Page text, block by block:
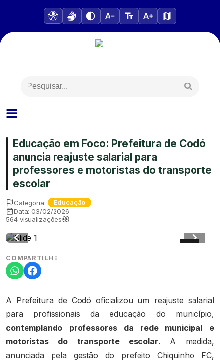
Educação em Foco: Prefeitura de Codó
anuncia reajuste salarial para
professores e motoristas do transporte
escolar
Categoria: Educação
Data: 03/02/2026
564 visualizações
COMPARTILHE
A Prefeitura de Codó oficializou um reajuste salarial
para profissionais da educação do município,
contemplando professores da rede municipal e
motoristas do transporte escolar. A medida,
anunciada pela gestão do prefeito Chiquinho FC,